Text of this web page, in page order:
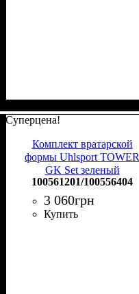
Суперцена!
Комплект вратарской
формы Uhlsport TOWER
GK Set зеленый
100561201/100556404
100561201/100556404
3 060грн
Купить